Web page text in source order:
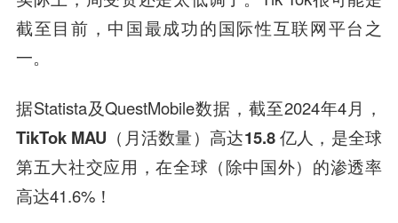
截至目前，中国最成功的国际性互联网平台之
一。
据Statista及QuestMobile数据，截至2024年4月，
TikTok MAU （月活数量）高达15.8 亿人 ，是全球
第五大社交应用 ，在全球（除中国外）的渗透率
高达41.6%！